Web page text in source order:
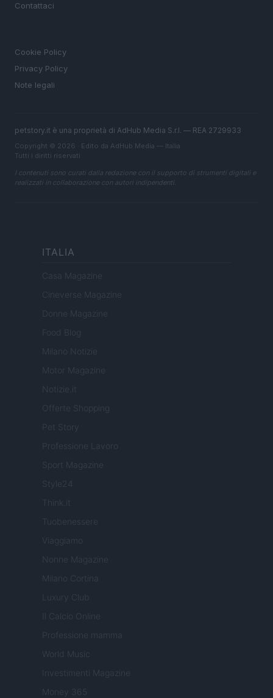
Contattaci
Cookie Policy
Privacy Policy
Note legali
petstory.it è una proprietà di AdHub Media S.r.l. — REA 2729933
Copyright © 2026 · Edito da AdHub Media — Italia
Tutti i diritti riservati
I contenuti sono curati dalla redazione con il supporto di strumenti digitali e
realizzati in collaborazione con autori indipendenti.
ITALIA
Casa Magazine
Cineverse Magazine
Donne Magazine
Food Blog
Milano Notizie
Motor Magazine
Notizie.it
Offerte Shopping
Professione Lavoro
Sport Magazine
Style24
Think.it
Tuobenessere
Viaggiamo
Nonne Magazine
Milano Cortina
Luxury Club
Il Calcio Online
Professione mamma
World Music
Investimenti Magazine
Money 365